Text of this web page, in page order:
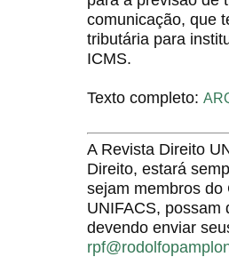
comunicação, que
tributária para
ICMS.
Texto completo:
A Revista Direito
Direito, estará
sejam membros
UNIFACS, possam
devendo enviar